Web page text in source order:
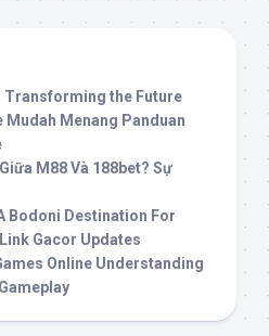
the Future
Mudah Menang Panduan
M88 Và 188bet? Sự
Bodoni Destination For
Gacor Updates
Online Understanding